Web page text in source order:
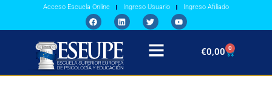
Acceso Escuela Online Ingreso Usuario Ingreso Afiliado
€0,00 0